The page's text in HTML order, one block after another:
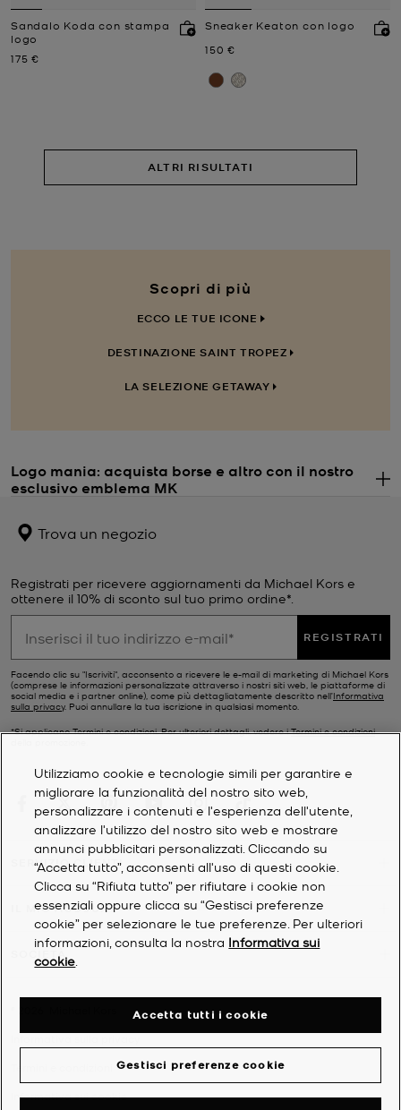
Sandalo Koda con stampa
logo
Prezzo attuale
175 €
Sneaker Keaton con logo
Prezzo attuale
150 €
ALTRI RISULTATI
Scopri di più
ECCO LE TUE ICONE
DESTINAZIONE SAINT TROPEZ
LA SELEZIONE GETAWAY
Logo mania: acquista borse e altro con il nostro
esclusivo emblema MK
Sempre presente su tutti gli articoli Michael Kors, dalle iconiche
borse aigioielli , fino agliaccessori
L'emblema MK si trova anche sulle nuove
fragranze
per lei e per lui
con il flacone dal design a catena: con i profumi MK Pour Femme e
MK Pour Homme abbraccerai lo stile jet-set fin nei minimi dettagli,
a partire dalla scelta del tuo profumo quotidiano.
Perché una borsa con stampa logo Michael Kors è
un autentico must-have
LeborseMichael Kors hanno già uno stile iconico ma se ci
aggiungi un bel logo vivace diventano ancora più irresistibili.
metallo sulla linguetta della zip o sulla tracolla, il nostro
inconfondibile logo è sinonimo di stile ed eleganza. Trascorri una
frenetica giornata di lavoro o un weekend fuori città in compagnia
di una
firmata Michael Kors: i
collezione di valigeria con stampa logo, tra cui valigie con ruote,
borse per il weekend e molto altro, ti assicura di arrivare a
destinazione con uno stile glamour ineguagliabile.
Trova un negozio
Registrati per ricevere aggiornamenti da Michael Kors e
ottenere il 10% di sconto sul tuo primo ordine*.
REGISTRATI
Facendo clic su "Iscriviti", acconsento a ricevere le e-mail di marketing di Michael Kors
(comprese le informazioni personalizzate attraverso i nostri siti web, le piattaforme di
social media e i partner online), come più dettagliatamente descritto nell’Informativa
sulla privacy. Puoi annullare la tua iscrizione in qualsiasi momento.
*Si applicano Termini e condizioni. Per ulteriori dettagli, vedere iTermini e condizioni
SERVIZIO CLIENTI
IL MIO ACCOUNT
SOCIETÀ
Informativa sui cookie
Utilizziamo cookie e tecnologie simili per garantire e
migliorare la funzionalità del nostro sito web,
personalizzare i contenuti e l'esperienza dell'utente,
analizzare l'utilizzo del nostro sito web e mostrare
annunci pubblicitari personalizzati. Cliccando su
“Accetta tutto”, acconsenti all'uso di questi cookie.
Clicca su “Rifiuta tutto” per rifiutare i cookie non
essenziali oppure clicca su “Gestisci preferenze
cookie” per selezionare le tue preferenze. Per ulteriori
informazioni, consulta la nostra Informativa sui
cookie
Gestisci preferenze cookie
Accetta tutti i cookie